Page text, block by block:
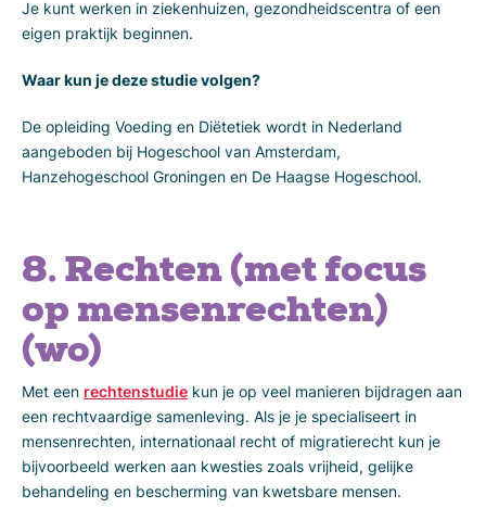
Je kunt werken in ziekenhuizen, gezondheidscentra of een
eigen praktijk beginnen.
Waar kun je deze studie volgen?
De opleiding Voeding en Diëtetiek wordt in Nederland
aangeboden bij Hogeschool van Amsterdam,
Hanzehogeschool Groningen en De Haagse Hogeschool.
8. Rechten (met focus
op mensenrechten)
(wo)
Met een rechtenstudie kun je op veel manieren bijdragen aan
een rechtvaardige samenleving. Als je je specialiseert in
mensenrechten, internationaal recht of migratierecht kun je
bijvoorbeeld werken aan kwesties zoals vrijheid, gelijke
behandeling en bescherming van kwetsbare mensen.